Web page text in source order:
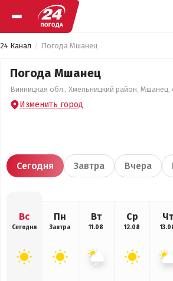
24 Канал Погода Мшанец
Погода Мшанец
Винницкая обл., Хмельницкий район, Мшанец,
Изменить город
Сегодня Завтра Вчера
Вс
Сегодня
Пн
Завтра
Вт
11.08
Ср
12.08
Чт